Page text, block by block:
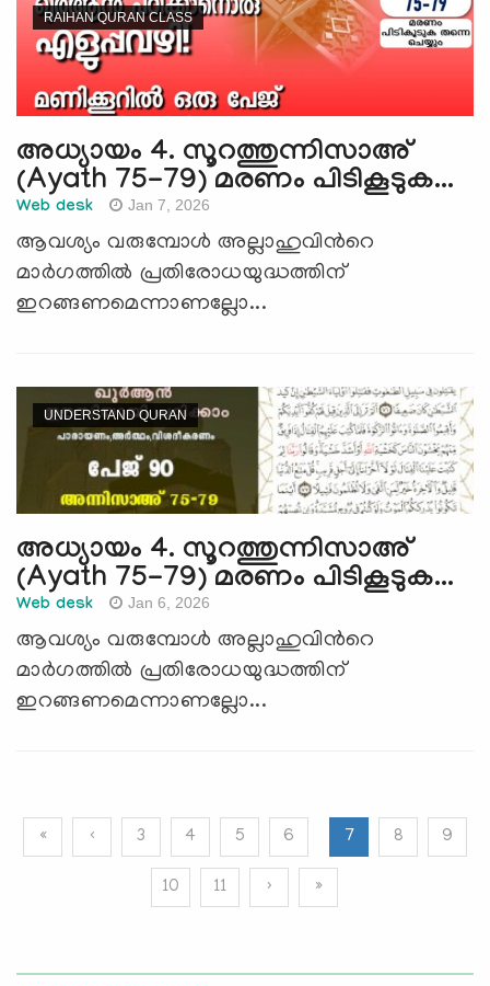
RAIHAN QURAN CLASS
അധ്യായം 4. സൂറത്തുന്നിസാഅ്
(Ayath 75-79) മരണം പിടികൂടുക...
Web desk Jan 7, 2026
ആവശ്യം വരുമ്പോള്‍ അല്ലാഹുവിന്‍റെ
മാര്‍ഗത്തില്‍ പ്രതിരോധയുദ്ധത്തിന്
ഇറങ്ങണമെന്നാണല്ലോ...
UNDERSTAND QURAN
അധ്യായം 4. സൂറത്തുന്നിസാഅ്
(Ayath 75-79) മരണം പിടികൂടുക...
Web desk Jan 6, 2026
ആവശ്യം വരുമ്പോള്‍ അല്ലാഹുവിന്‍റെ
മാര്‍ഗത്തില്‍ പ്രതിരോധയുദ്ധത്തിന്
ഇറങ്ങണമെന്നാണല്ലോ...
« ‹ 3 4 5 6 7 8 9
10 11 › »